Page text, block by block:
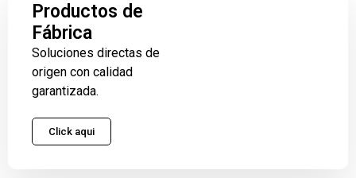
Productos de
Fábrica
Soluciones directas de
origen con calidad
garantizada.
Click aqui